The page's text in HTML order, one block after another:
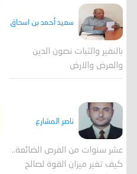
سعيد أحمد بن اسحاق
بالنفير والثبات نصون الدين
والعرض والارض
ناصر المشارع
عشر سنوات من الفرص الضائعة..
كيف تغير ميزان القوة لصالح